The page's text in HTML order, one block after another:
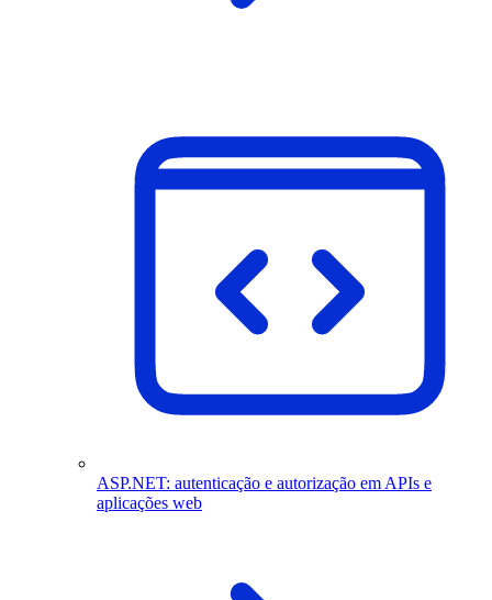
ASP.NET: autenticação e autorização em APIs e
aplicações web